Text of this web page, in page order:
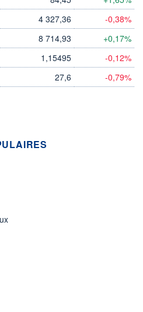
-
4 327,36 -0,38%
8 714,93 +0,17%
1,15495 -0,12%
27,6 -0,79%